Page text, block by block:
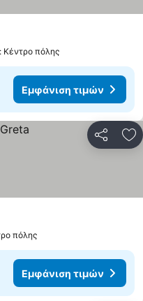
Κέντρο πόλης
Εμφάνιση τιμών
πόλης
Εμφάνιση τιμών